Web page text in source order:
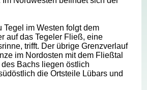
Tegel im Westen folgt dem
auf das Tegeler Fließ, eine
trifft. Der übrige Grenzverlauf
im Nordosten mit dem Fließtal
Bachs liegen östlich
die Ortsteile Lübars und